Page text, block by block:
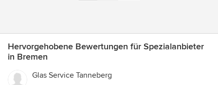
Hervorgehobene Bewertungen für Spezialanbieter
in Bremen
Glas Service Tanneberg